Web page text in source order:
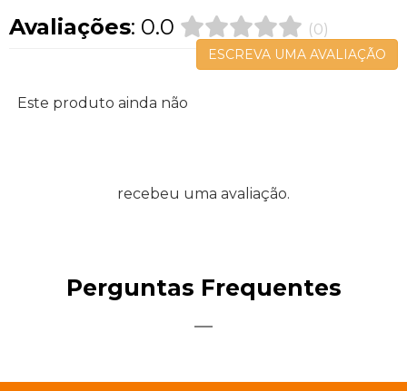
Avaliações: 0.0 (0)
ESCREVA UMA AVALIAÇÃO
Este produto ainda não
recebeu uma avaliação.
Perguntas Frequentes